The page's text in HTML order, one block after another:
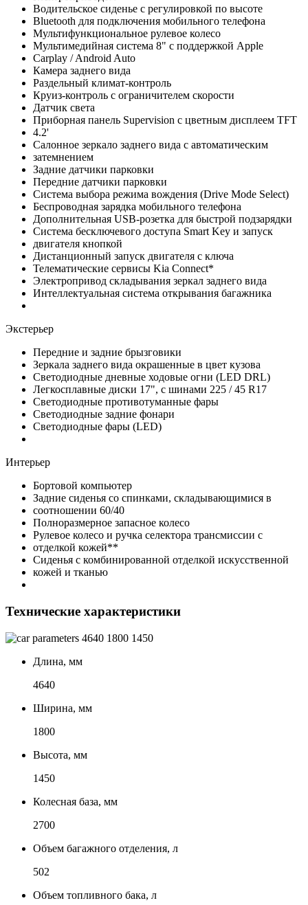
Водительское сиденье с регулировкой по высоте
Bluetooth для подключения мобильного телефона
Мультифункциональное рулевое колесо
Мультимедийная система 8" с поддержкой Apple
Carplay / Android Auto
Камера заднего вида
Раздельный климат-контроль
Круиз-контроль с ограничителем скорости
Датчик света
Приборная панель Supervision c цветным дисплеем TFT
4.2'
Салонное зеркало заднего вида с автоматическим
затемнением
Задние датчики парковки
Передние датчики парковки
Система выбора режима вождения (Drive Mode Select)
Беспроводная зарядка мобильного телефона
Дополнительная USB-розетка для быстрой подзарядки
Система бесключевого доступа Smart Key и запуск
двигателя кнопкой
Дистанционный запуск двигателя с ключа
Телематические сервисы Kia Connect*
Электропривод складывания зеркал заднего вида
Интеллектуальная система открывания багажника
Экстерьер
Передние и задние брызговики
Зеркала заднего вида окрашенные в цвет кузова
Светодиодные дневные ходовые огни (LED DRL)
Легкосплавные диски 17", с шинами 225 / 45 R17
Светодиодные противотуманные фары
Светодиодные задние фонари
Светодиодные фары (LED)
Интерьер
Бортовой компьютер
Задние сиденья со спинками, складывающимися в
соотношении 60/40
Полноразмерное запасное колесо
Рулевое колесо и ручка селектора трансмиссии с
отделкой кожей**
Сиденья с комбинированной отделкой искусственной
кожей и тканью
Технические характеристики
4640 1800 1450
Длина, мм
4640
Ширина, мм
1800
Высота, мм
1450
Колесная база, мм
2700
Объем багажного отделения, л
502
Объем топливного бака, л